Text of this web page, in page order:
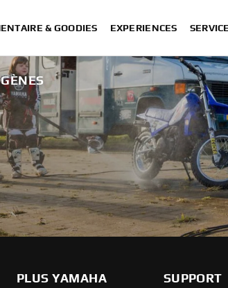
& GOODIES EXPERIENCES
PLUS YAMAHA SUPPORT